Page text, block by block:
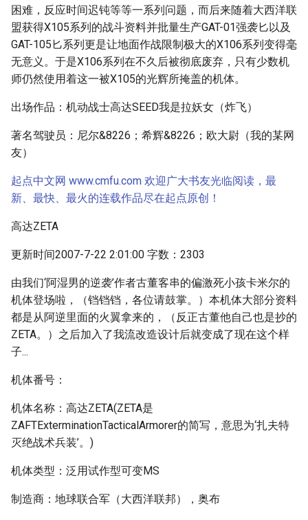
困难，反应时间迟钝等等一系列问题，而后来随着大西洋联
盟获得X105系列的战斗资料并批量生产GAT-01强袭匕以及
GAT-105匕系列更是让地面作战限制极大的X106系列变得毫
无意义。于是X106系列在不久后被彻底废弃，只有少数机
师仍然使用着这一被X105的光辉所掩盖的机体。
出场作品：机动战士高达SEED我是拉妖女（炸飞）
著名驾驶员：尼尔&8226；希辉&8226；欧大尉（我的某网
友）
起点中文网 www.cmfu.com 欢迎广大书友光临阅读，最
新、最快、最火的连载作品尽在起点原创！
高达ZETA
更新时间2007-7-22 2:01:00 字数：2303
由我们‘阿湿男的逆袭’作者古董客串的偏激死小孩卡米尔的
机体登场啦，（铛铛铛，各位请鼓掌。）本机体大部分资料
都是从阿逆里面的火翼拿来的，（反正古董他自己也是抄的
ZETA。）之后加入了我流改造设计后就变成了现在这个样
子...
机体番号：
机体名称：高达ZETA(ZETA是
ZAFTExterminationTacticalArmorer的简写，意思为‘扎夫特
灭绝战术兵装’。)
机体类型：泛用试作型可变MS
制造商：地球联合军（大西洋联邦），奥布